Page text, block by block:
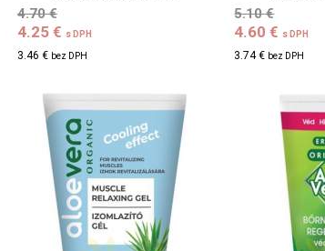
4.70 €
4.25 € s DPH
3.46 € bez DPH
5.10 €
4.60 € s DPH
3.74 € bez DPH